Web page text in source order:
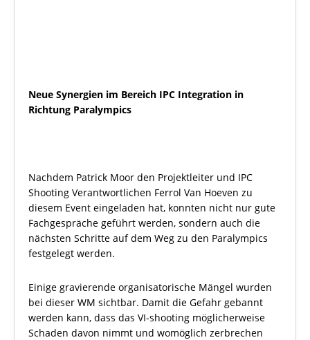
Neue Synergien im Bereich IPC Integration in
Richtung Paralympics
Nachdem Patrick Moor den Projektleiter und IPC
Shooting Verantwortlichen Ferrol Van Hoeven zu
diesem Event eingeladen hat, konnten nicht nur gute
Fachgespräche geführt werden, sondern auch die
nächsten Schritte auf dem Weg zu den Paralympics
festgelegt werden.
Einige gravierende organisatorische Mängel wurden
bei dieser WM sichtbar. Damit die Gefahr gebannt
werden kann, dass das VI-shooting möglicherweise
Schaden davon nimmt und womöglich zerbrechen